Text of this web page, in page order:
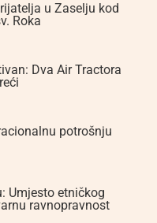
u Zaselju kod
Roka
Dva Air Tractora
potrošnju
Umjesto etničkog
ravnopravnost